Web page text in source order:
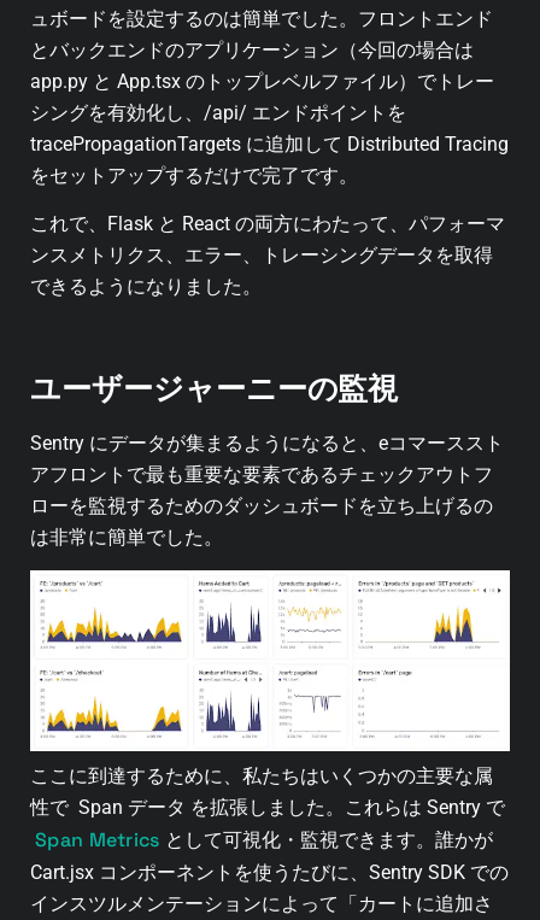
ュボードを設定するのは簡単でした。フロントエンド
とバックエンドのアプリケーション（今回の場合は
app.py と App.tsx のトップレベルファイル）でトレー
シングを有効化し、/api/ エンドポイントを
tracePropagationTargets に追加して Distributed Tracing
をセットアップするだけで完了です。
これで、Flask と React の両方にわたって、パフォーマ
ンスメトリクス、エラー、トレーシングデータを取得
できるようになりました。
ユーザージャーニーの監視
Sentry にデータが集まるようになると、eコマーススト
アフロントで最も重要な要素であるチェックアウトフ
ローを監視するためのダッシュボードを立ち上げるの
は非常に簡単でした。
ここに到達するために、私たちはいくつかの主要な属
性で Span データ を拡張しました。これらは Sentry で
Span Metrics として可視化・監視できます。誰かが
Cart.jsx コンポーネントを使うたびに、Sentry SDK での
インスツルメンテーションによって「カートに追加さ